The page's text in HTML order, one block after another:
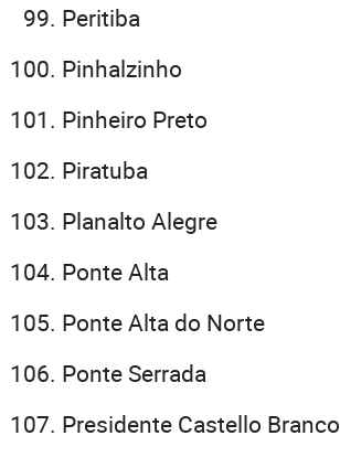
Peritiba
Pinhalzinho
Pinheiro Preto
Piratuba
Planalto Alegre
Ponte Alta
Ponte Alta do Norte
Ponte Serrada
Presidente Castello Branco